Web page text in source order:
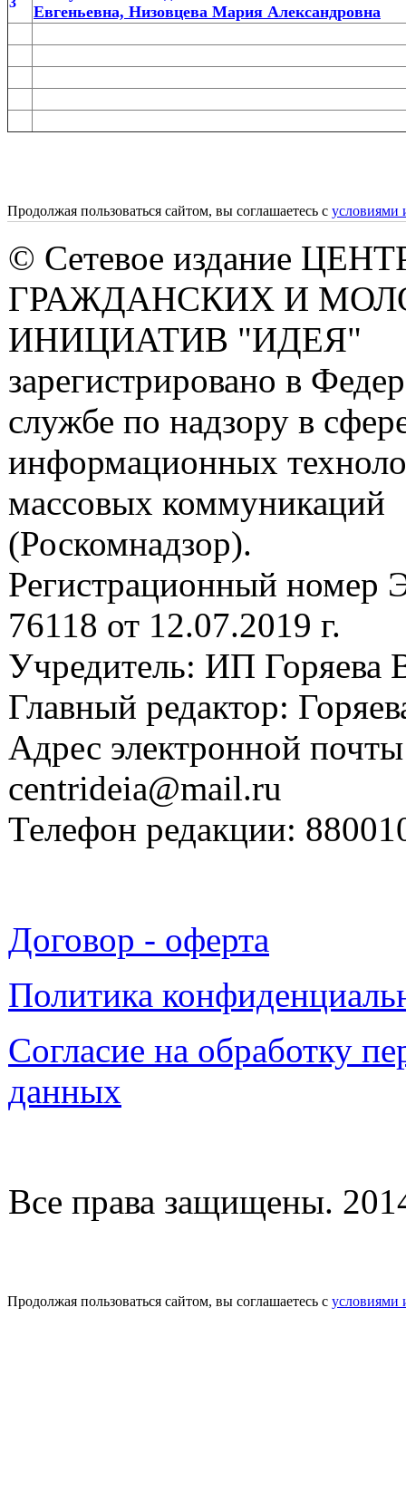
Евгеньевна, Низовцева Мария Александровна
Продолжая пользоваться сайтом, вы соглашаетесь с условиями
© Сетевое издание
ГРАЖДАНСКИХ И
ИНИЦИАТИВ "ИДЕЯ"
зарегистрировано в
службе по надзору в
информационных
массовых коммуникаций
(Роскомнадзор).
Регистрационный
76118 от 12.07.2019 г.
Учредитель: ИП Горяева
Главный редактор:
Адрес электронной
centrideia@mail.ru
Телефон редакции:
Договор - оферта
Политика
Согласие на обработку
данных
Все права защищены.
Продолжая пользоваться сайтом, вы соглашаетесь с условиями